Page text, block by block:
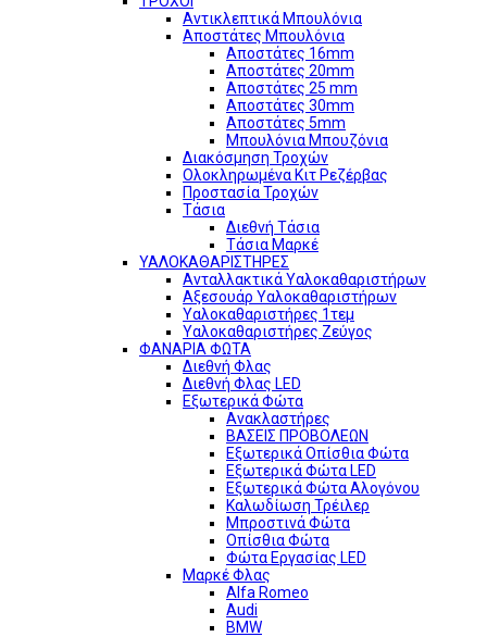
Αντικλεπτικά Μπουλόνια
Αποστάτες Μπουλόνια
Αποστάτες 16mm
Αποστάτες 20mm
Αποστάτες 25 mm
Αποστάτες 30mm
Αποστάτες 5mm
Μπουλόνια Μπουζόνια
Διακόσμηση Τροχών
Ολοκληρωμένα Κιτ Ρεζέρβας
Προστασία Τροχών
Τάσια
Διεθνή Τάσια
Τάσια Μαρκέ
ΥΑΛΟΚΑΘΑΡΙΣΤΗΡΕΣ
Ανταλλακτικά Υαλοκαθαριστήρων
Αξεσουάρ Υαλοκαθαριστήρων
Υαλοκαθαριστήρες 1τεμ
Υαλοκαθαριστήρες Ζεύγος
ΦΑΝΑΡΙΑ ΦΩΤΑ
Διεθνή Φλας
Διεθνή Φλας LED
Εξωτερικά Φώτα
Ανακλαστήρες
ΒΑΣΕΙΣ ΠΡΟΒΟΛΕΩΝ
Εξωτερικά Οπίσθια Φώτα
Εξωτερικά Φώτα LED
Εξωτερικά Φώτα Αλογόνου
Καλωδίωση Τρέιλερ
Μπροστινά Φώτα
Οπίσθια Φώτα
Φώτα Εργασίας LED
Μαρκέ Φλας
Alfa Romeo
Audi
BMW